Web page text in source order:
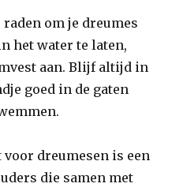
om je dreumes
het water te laten,
aan. Blijf altijd in
goed in de gaten
dreumesen is een
die samen met